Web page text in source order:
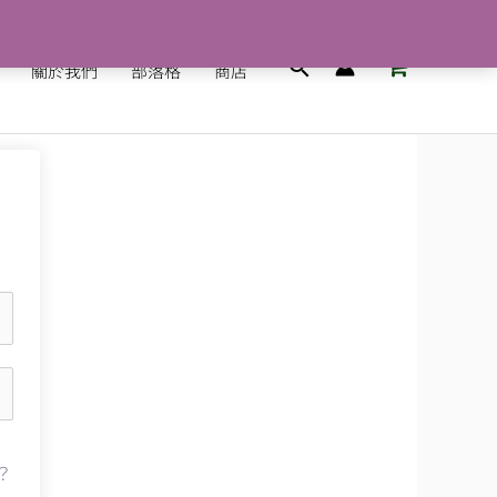
關於我們 部落格 商店
搜